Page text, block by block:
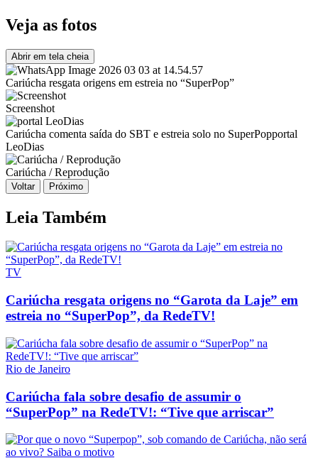
Veja as fotos
Abrir em tela cheia
Cariúcha resgata origens em estreia no “SuperPop”
Screenshot
Cariúcha comenta saída do SBT e estreia solo no SuperPopportal
LeoDias
Cariúcha / Reprodução
Voltar Próximo
Leia Também
TV
Cariúcha resgata origens no “Garota da Laje” em
estreia no “SuperPop”, da RedeTV!
Rio de Janeiro
Cariúcha fala sobre desafio de assumir o
“SuperPop” na RedeTV!: “Tive que arriscar”